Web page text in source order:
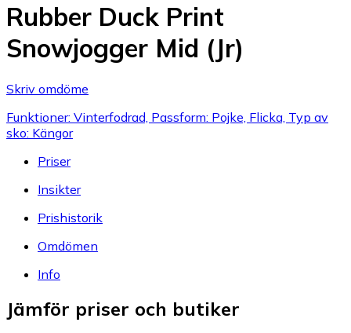
Rubber Duck Print
Snowjogger Mid (Jr)
Skriv omdöme
Funktioner: Vinterfodrad, Passform: Pojke, Flicka, Typ av
sko: Kängor
Priser
Insikter
Prishistorik
Omdömen
Info
Jämför priser och butiker